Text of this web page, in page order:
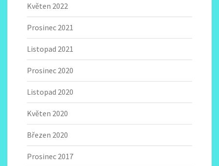
Květen 2022
Prosinec 2021
Listopad 2021
Prosinec 2020
Listopad 2020
Květen 2020
Březen 2020
Prosinec 2017